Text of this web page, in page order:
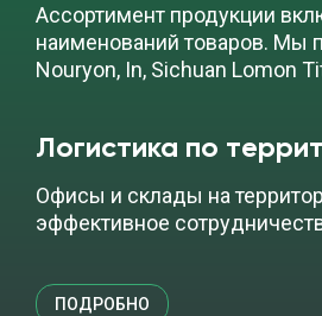
Ассортимент продукции
наименований товаров. Мы
Nouryon, In, Sichuan Lomon
Логистика по
Офисы и склады на
эффективное
ПОДРОБНО